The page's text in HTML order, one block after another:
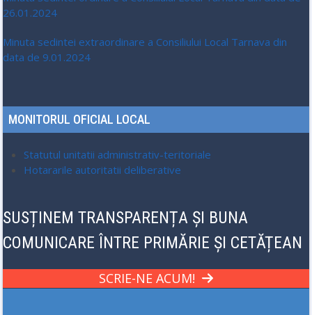
26.01.2024
Minuta sedintei extraordinare a Consiliului Local Tarnava din
data de 9.01.2024
MONITORUL OFICIAL LOCAL
Statutul unitatii administrativ-teritoriale
Hotararile autoritatii deliberative
SUSȚINEM TRANSPARENȚA ȘI BUNA
COMUNICARE ÎNTRE PRIMĂRIE ȘI CETĂȚEAN
SCRIE-NE ACUM!